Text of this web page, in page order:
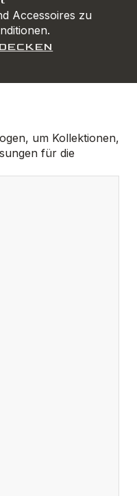
Accessoires zu
um Kollektionen,
für die